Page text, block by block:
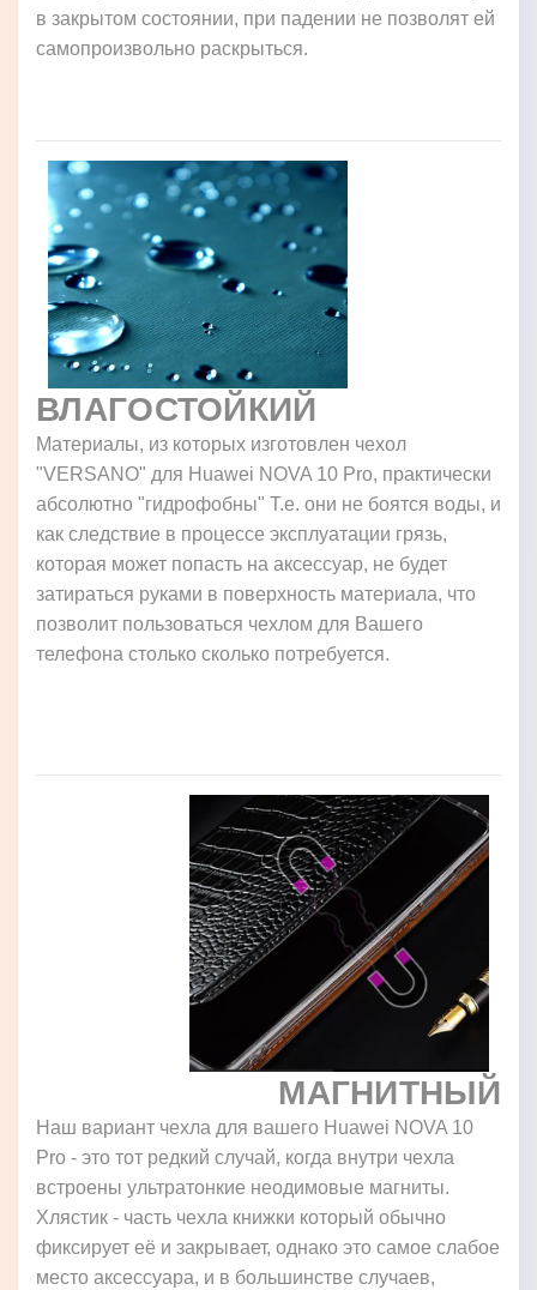
в закрытом состоянии, при падении не позволят ей
самопроизвольно раскрыться.
ВЛАГОСТОЙКИЙ
Материалы, из которых изготовлен чехол
"VERSANO" для Huawei NOVA 10 Pro, практически
абсолютно "гидрофобны" Т.е. они не боятся воды, и
как следствие в процессе эксплуатации грязь,
которая может попасть на аксессуар, не будет
затираться руками в поверхность материала, что
позволит пользоваться чехлом для Вашего
телефона столько сколько потребуется.
МАГНИТНЫЙ
Наш вариант чехла для вашего Huawei NOVA 10
Pro - это тот редкий случай, когда внутри чехла
встроены ультратонкие неодимовые магниты.
Хлястик - часть чехла книжки который обычно
фиксирует её и закрывает, однако это самое слабое
место аксессуара, и в большинстве случаев,